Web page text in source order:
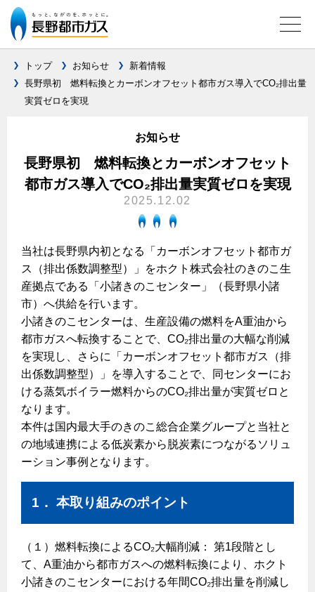
ガス料金について
料金表
料金の計算方法
ご請求とお支払いについて
口座振替によるお支払い
クレジットカードによるお支払い
払込書による窓口でのお支払い
払込書によるスマホアプリでのお支払い
検針について
原料費調整制度について
こんなときは
ガスくさいとき・警報器が鳴ったとき
ガスが出ないとき
地震のとき
ガス給湯器・風呂釜の凍結予防方法
故障診断
ガスコンロとIHクッキングヒーターの比較
清掃性
ガス給湯器とエコキュートの比較
快適性
経済性
ライフスタイルの変化に対応するエコジョーズ
ガス・電気併用住宅とオール電化住宅の比較
経済性、環境性、創エネ
ライフステージ別に比較する
30代
40代～50代
キッチン
オススメの商品一覧
最新ガスコンロの実力
グリル活用法
コンロの取替えは
レンジフード
レンジフード
オーブン・炊飯器
オーブン
警報器
バスルームをリフォーム
サニタリーをリフォーム
その他をリフォーム
リフォーム事例紹介
3つのあんしん宣言
テレビCM
スタッフ
リフォームの流れ
補助金について
ショールーム
電力の自由化について
長野都市ガスのでんきのポイント
電気料金 長野都市ガスでんきプラン
都市ガスでんき 従量電灯Ｂ
都市ガスでんき 従量電灯Ｃ
都市ガスでんき 低圧電力
電気料金の計算について
ご請求とお支払い
約款
電気料金のシミュレーション
ご契約・お手続き
お申込み
停電時の対応
Chef Ropia's JOYFUL CUISINE
ヤミーのレシピ帖
食育活動について
エコ・クッキング
料理教室レンタル
法人のお客様へ
ホーム お知らせ
お問合わせ・資料請求 ショールーム
情報誌
採用情報
トップ お知らせ
新着情報
長野県初 燃料転換とカーボンオフセット都市ガス導入でCO₂排出量
実質ゼロを実現
お知らせ
長野県初 燃料転換とカーボンオフセット
都市ガス導入でCO₂排出量実質ゼロを実現
2025.12.02
当社は長野県内初となる「カーボンオフセット都市ガ
ス（排出係数調整型）」をホクト株式会社のきのこ生
産拠点である「小諸きのこセンター」（長野県小諸
市）へ供給を行います。
小諸きのこセンターは、生産設備の燃料をA重油から
都市ガスへ転換することで、CO₂排出量の大幅な削減
を実現し、さらに「カーボンオフセット都市ガス（排
出係数調整型）」を導入することで、同センターにお
ける蒸気ボイラー燃料からのCO₂排出量が実質ゼロと
なります。
本件は国内最大手のきのこ総合企業グループと当社と
の地域連携による低炭素から脱炭素につながるソリュ
ーション事例となります。
1． 本取り組みのポイント
（１）燃料転換によるCO₂大幅削減： 第1段階とし
て、A重油から都市ガスへの燃料転換により、ホクト
小諸きのこセンターにおける年間CO₂排出量を削減し